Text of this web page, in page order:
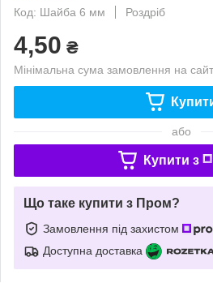
Код: Шайба 6 мм
Роздріб
4,50 ₴
Мінімальна сума замовлення на
або
Купити з
Що таке купити з Пром?
Замовлення під захистом
Доступна доставка